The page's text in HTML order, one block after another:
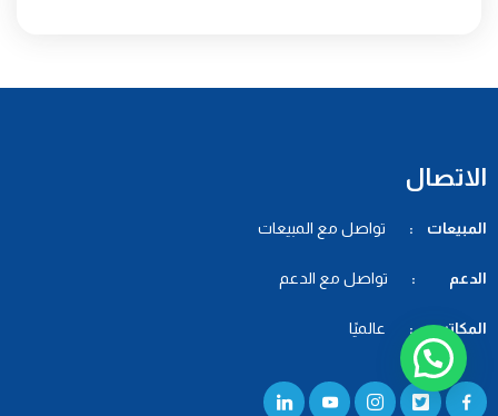
الاتصال
المبيعات : تواصل مع المبيعات
الدعم : تواصل مع الدعم
المكاتب : عالميًا